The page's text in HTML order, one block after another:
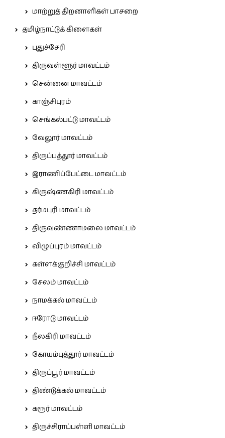
மாற்றுத் திறனாளிகள் பாசறை
தமிழ்நாட்டுக் கிளைகள்
புதுச்சேரி
திருவள்ளூர் மாவட்டம்
சென்னை மாவட்டம்
காஞ்சிபுரம்
செங்கல்பட்டு மாவட்டம்
வேலூர் மாவட்டம்
திருப்பத்தூர் மாவட்டம்
இராணிப்பேட்டை மாவட்டம்
கிருஷ்ணகிரி மாவட்டம்
தர்மபுரி மாவட்டம்
திருவண்ணாமலை மாவட்டம்
விழுப்புரம் மாவட்டம்
கள்ளக்குறிச்சி மாவட்டம்
சேலம் மாவட்டம்
நாமக்கல் மாவட்டம்
ஈரோடு மாவட்டம்
நீலகிரி மாவட்டம்
கோயம்புத்தூர் மாவட்டம்
திருப்பூர் மாவட்டம்
திண்டுக்கல் மாவட்டம்
கரூர் மாவட்டம்
திருச்சிராப்பள்ளி மாவட்டம்